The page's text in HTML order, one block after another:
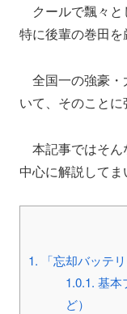
クールで飄々と
特に後輩の巻田を
全国一の強豪
いて、そのことに
本記事ではそ
中心に解説してま
1. 「忘却バッテ
1.0.1. 基本
ど）